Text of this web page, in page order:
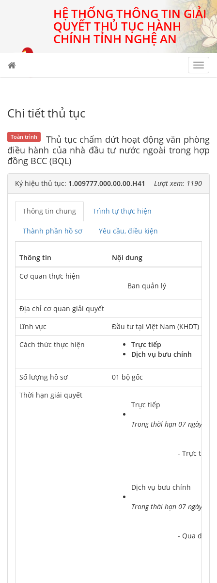
HỆ THỐNG THÔNG TIN GIẢI
QUYẾT THỦ TỤC HÀNH
CHÍNH TỈNH NGHỆ AN
Chi tiết thủ tục
Toàn trình Thủ tục chấm dứt hoạt động văn phòng
điều hành của nhà đầu tư nước ngoài trong hợp
đồng BCC (BQL)
Ký hiệu thủ tục: 1.009777.000.00.00.H41 Lượt xem: 1190
Thông tin chung Trình tự thực hiện
Thành phần hồ sơ Yêu cầu, điều kiện
Thông tin
Nội dung
Cơ quan thực hiện
	Ban quản lý
Địa chỉ cơ quan giải quyết
Lĩnh vực
Đầu tư tại Việt Nam (KHDT)
Cách thức thực hiện
Trực tiếp
Dịch vụ bưu chính
Số lượng hồ sơ
01 bộ gốc
Thời hạn giải quyết
Trực tiếp
Trong thời hạn 07 ngày
- Trực
Dịch vụ bưu chính
Trong thời hạn 07 ngày
- Qua